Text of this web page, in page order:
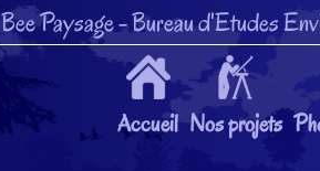
Bee Paysage- Bureau d'Etudes
Accueil Nos projets